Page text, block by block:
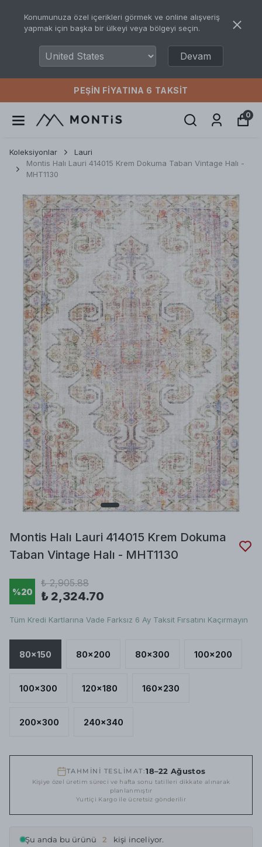
Konumunuza özel içerikleri görmek ve online alışveriş
yapmak için başka bir ülkeyi veya bölgeyi seçin.
Devam
PEŞIN FIYATINA 6 TAKSIT
0
Koleksiyonlar
Lauri
Montis Halı Lauri 414015 Krem Dokuma Taban Vintage Halı -
MHT1130
Montis Halı Lauri 414015 Krem Dokuma
Taban Vintage Halı - MHT1130
%20
₺ 2,905.88
₺ 2,324.70
Tüm Kredi Kartlarına Vade Farksız 6 Ay Taksit Fırsatını Kaçırmayın
80x150 80x200 80x300 100x200
100x300 120x180 160x230
200x300 240x340
TAHMİNİ TESLİMAT:18–22 Ağustos
Kişiye özel üretim süreci ve hafta sonu tatilleri dikkate alınarak
planlanmıştır
Yurtiçi Kargo ile ücretsiz gönderilir
Şu anda bu ürünü 2 kişi inceliyor.